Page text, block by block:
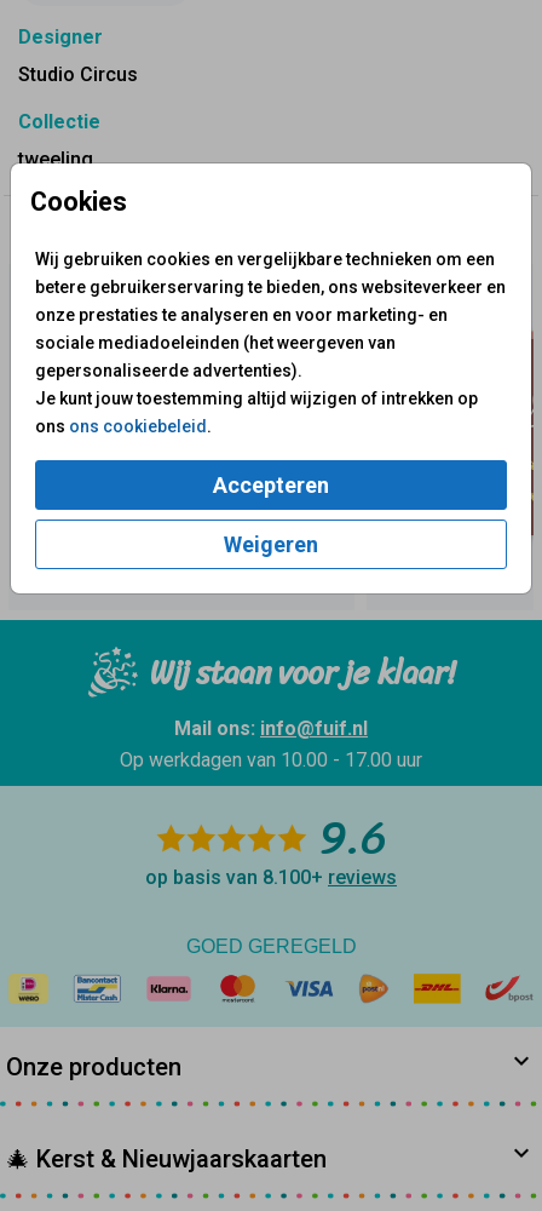
Cookies
Wij gebruiken cookies en vergelijkbare technieken om een
betere gebruikerservaring te bieden, ons websiteverkeer en
onze prestaties te analyseren en voor marketing- en
sociale mediadoeleinden (het weergeven van
gepersonaliseerde advertenties).
Je kunt jouw toestemming altijd wijzigen of intrekken op
ons ons cookiebeleid.
Accepteren
Weigeren
Designer
Studio Circus
Collectie
tweeling
Wij staan voor je klaar!
Mail ons: info@fuif.nl
Op werkdagen van 10.00 - 17.00 uur
9.6
op basis van 8.100+ reviews
GOED GEREGELD
Onze producten
🎄 Kerst & Nieuwjaarskaarten